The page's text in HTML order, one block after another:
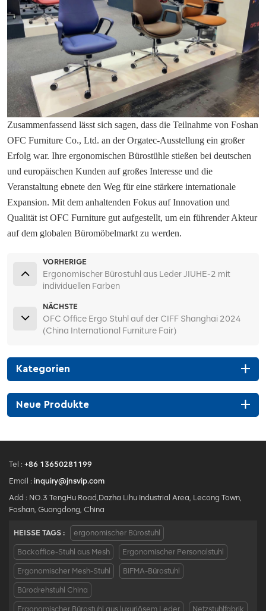
Zusammenfassend lässt sich sagen, dass die Teilnahme von Foshan
OFC Furniture Co., Ltd. an der Orgatec-Ausstellung ein großer
Erfolg war. Ihre ergonomischen Bürostühle stießen bei deutschen
und europäischen Kunden auf großes Interesse und die
Veranstaltung ebnete den Weg für eine stärkere internationale
Expansion. Mit dem anhaltenden Fokus auf Innovation und
Qualität ist OFC Furniture gut aufgestellt, um ein führender Akteur
auf dem globalen Büromöbelmarkt zu werden.
VORHERIGE
Ergonomischer Bürostuhl aus Leder JIUHE-2 mit
individuellen Farben
NÄCHSTE
OFC Office Ergo Stuhl auf der CIFF Shanghai 2024
(China International Furniture Fair)
Kategorien
Neue Produkte
Tel : +86 13650281199
Email : inquiry@jnsvip.com
Add : NO.3 TengHu Road,Dazha Lihu Industrial Area, Lecong Town,
Foshan, Guangdong, China
HEISSE TAGS : ergonomischer Bürostuhl
Backoffice-Stuhl aus Mesh Ergonomischer Personalstuhl
Ergonomischer Mesh-Stuhl BIFMA-Bürostuhl
Bürodrehstuhl China
Ergonomischer Bürostuhl aus luxuriösem Leder Netzstuhlfabrik